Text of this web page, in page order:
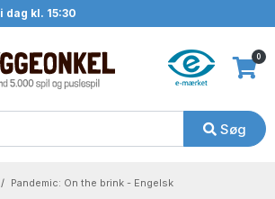
i dag kl. 15:30
Søg
0
Pandemic: On the brink - Engelsk